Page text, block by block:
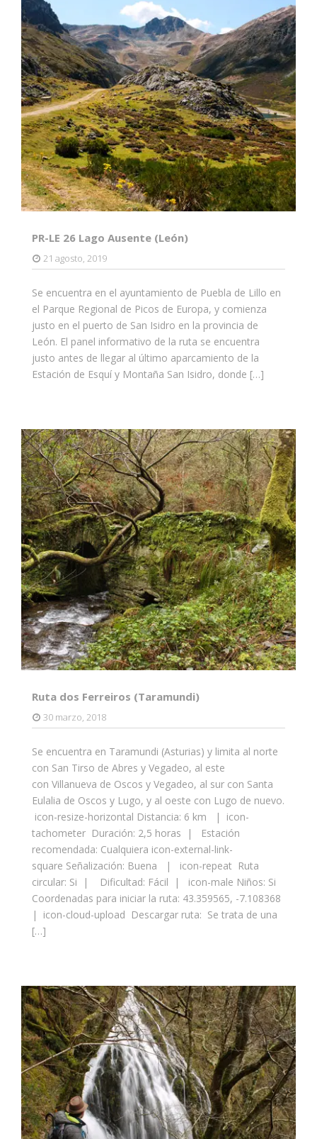
PR-LE 26 Lago Ausente (León)
21 agosto, 2019
Se encuentra en el ayuntamiento de Puebla de Lillo en
el Parque Regional de Picos de Europa, y comienza
justo en el puerto de San Isidro en la provincia de
León. El panel informativo de la ruta se encuentra
justo antes de llegar al último aparcamiento de la
Estación de Esquí y Montaña San Isidro, donde […]
Ruta dos Ferreiros (Taramundi)
30 marzo, 2018
Se encuentra en Taramundi (Asturias) y limita al norte
con San Tirso de Abres y Vegadeo, al este
con Villanueva de Oscos y Vegadeo, al sur con Santa
Eulalia de Oscos y Lugo, y al oeste con Lugo de nuevo.
icon-resize-horizontal Distancia: 6 km | icon-
tachometer Duración: 2,5 horas | Estación
recomendada: Cualquiera icon-external-link-
square Señalización: Buena | icon-repeat Ruta
circular: Si | Dificultad: Fácil | icon-male Niños: Si
Coordenadas para iniciar la ruta: 43.359565, -7.108368
| icon-cloud-upload Descargar ruta: Se trata de una
[…]